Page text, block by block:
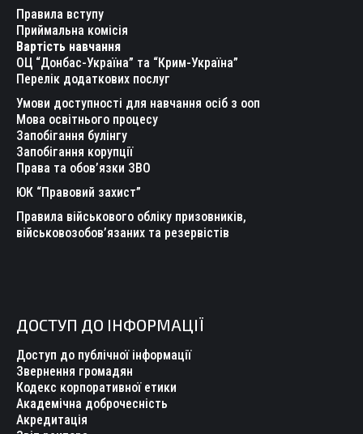
in
new
window
in
new
window
in
new
window
in
new
window
new
Правила вступу
Приймальна комісія
Вартість навчання
ОЦ “Донбас-Україна” та “Крим-Україна”
Перелік додаткових послуг
Умови доступності для навчання осіб з ооп
Мова освітнього процесу
Запобігання булінгу
Запобігання корупції
Права та обов’язки ЗВО
ЮК “Правовий захист”
Правила військового обліку призовників,
військовозобов’язаних та резервістів
ДОСТУП ДО ІНФОРМАЦІЇ
Доступ до публічної інформації
Звернення громадян
Кодекс корпоративної етики
Академічна доброчесність
Акредитація